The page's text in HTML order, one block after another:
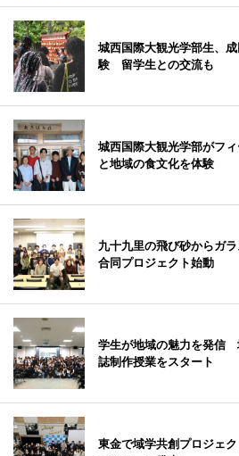
城西国際大観光学部生、
験 留学生との交流も
城西国際大観光学部がフ
と地域の食文化を体験
九十九里の飛び砂からガ
合同プロジェクト始動
学生が地域の魅力を発信
誌制作授業をスタート
東金で域学共創プロジェ